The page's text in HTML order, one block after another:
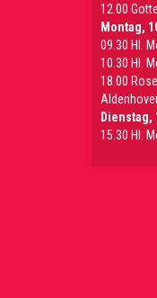
12.00
Montag,
09.30 Hl.
10.30 Hl.
18.00
Dienstag,
15.30 Hl.